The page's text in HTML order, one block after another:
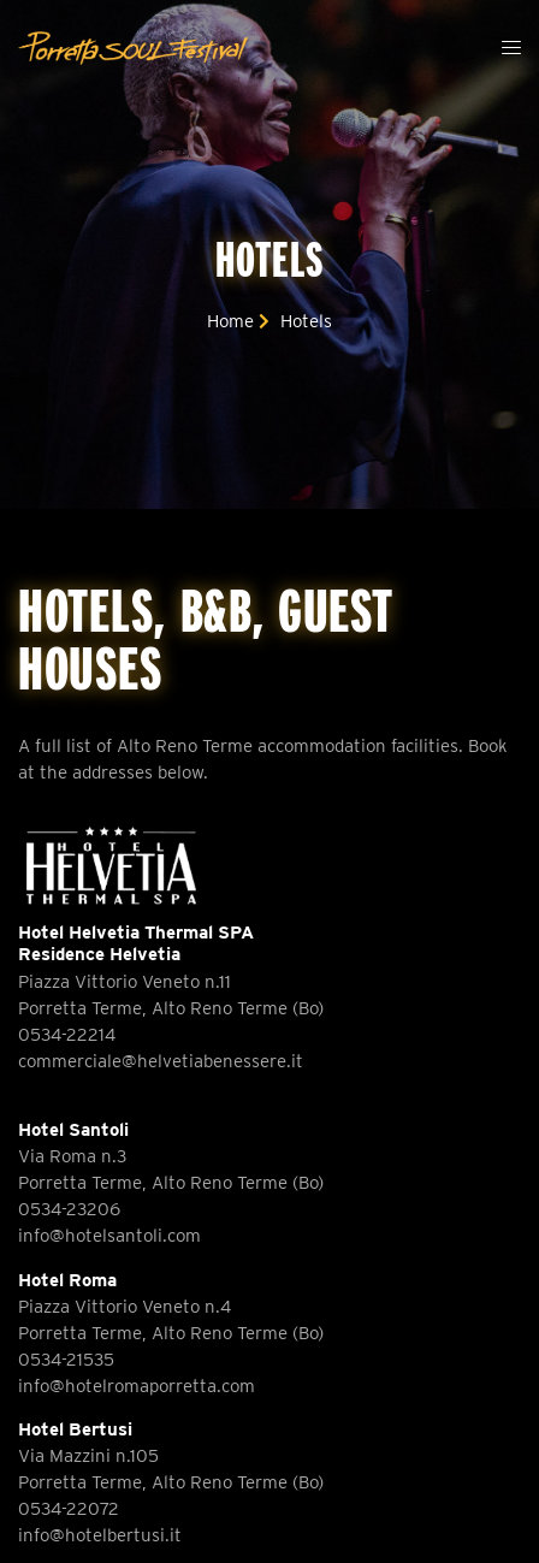
HOTELS
Home Hotels
HOTELS, B&B, GUEST
HOUSES
A full list of Alto Reno Terme accommodation facilities. Book
at the addresses below.
Hotel Helvetia Thermal SPA
Residence Helvetia
Piazza Vittorio Veneto n.11
Porretta Terme, Alto Reno Terme (Bo)
0534-22214
commerciale@helvetiabenessere.it
Hotel Santoli
Via Roma n.3
Porretta Terme, Alto Reno Terme (Bo)
0534-23206
info@hotelsantoli.com
Hotel Roma
Piazza Vittorio Veneto n.4
Porretta Terme, Alto Reno Terme (Bo)
0534-21535
info@hotelromaporretta.com
Hotel Bertusi
Via Mazzini n.105
Porretta Terme, Alto Reno Terme (Bo)
0534-22072
info@hotelbertusi.it